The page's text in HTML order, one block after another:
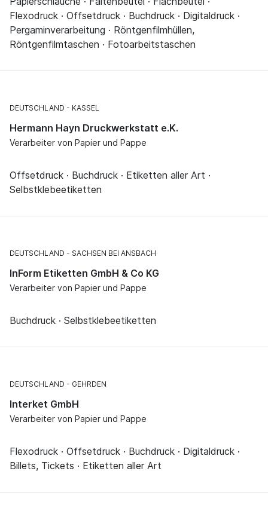
Flexodruck · Offsetdruck · Buchdruck · Digitaldruck ·
Pergaminverarbeitung · Röntgenfilmhüllen,
Röntgenfilmtaschen · Fotoarbeitstaschen
DEUTSCHLAND KASSEL
Hermann Hayn Druckwerkstatt e.K.
Verarbeiter von Papier und Pappe
Offsetdruck · Buchdruck · Etiketten aller Art ·
Selbstklebeetiketten
DEUTSCHLAND SACHSEN BEI ANSBACH
InForm Etiketten GmbH & Co KG
Verarbeiter von Papier und Pappe
Buchdruck · Selbstklebeetiketten
DEUTSCHLAND GEHRDEN
Interket GmbH
Verarbeiter von Papier und Pappe
Flexodruck · Offsetdruck · Buchdruck · Digitaldruck ·
Billets, Tickets · Etiketten aller Art